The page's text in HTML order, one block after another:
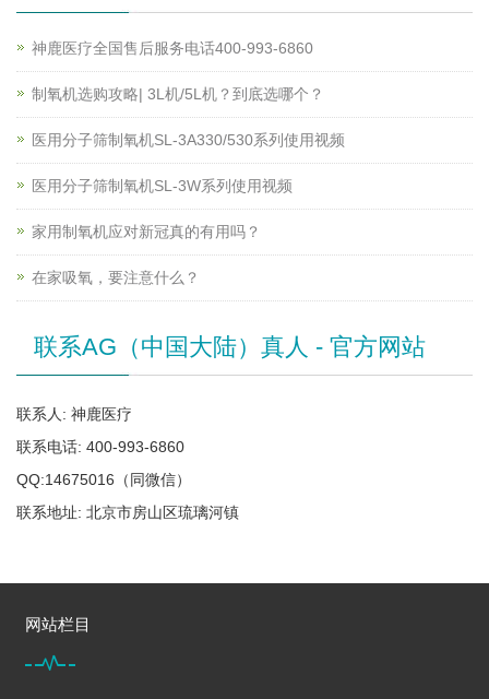
神鹿医疗全国售后服务电话400-993-6860
制氧机选购攻略| 3L机/5L机？到底选哪个？
医用分子筛制氧机SL-3A330/530系列使用视频
医用分子筛制氧机SL-3W系列使用视频
家用制氧机应对新冠真的有用吗？
在家吸氧，要注意什么？
联系AG（中国大陆）真人 - 官方网站
联系人: 神鹿医疗
联系电话: 400-993-6860
QQ:14675016（同微信）
联系地址: 北京市房山区琉璃河镇
网站栏目